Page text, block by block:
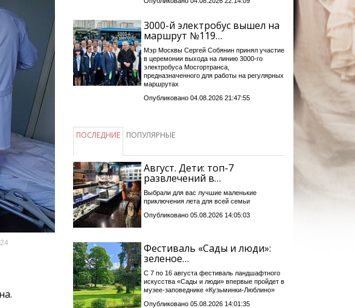
3000-й электробус вышел на
маршрут №119…
Мэр Москвы Сергей Собянин принял участие
в церемонии выхода на линию 3000-го
электробуса Мосгортранса,
предназначенного для работы на регулярных
маршрутах
Опубликовано 04.08.2026 21:47:55
ПОСЛЕДНИЕ ПОПУЛЯРНЫЕ
Август. Дети: топ-7
развлечений в…
Выбрали для вас лучшие маленькие
приключения лета для всей семьи
Опубликовано 05.08.2026 14:05:03
Фестиваль «Сады и люди»:
зеленое…
С 7 по 16 августа фестиваль ландшафтного
искусства «Сады и люди» впервые пройдет в
музее-заповеднике «Кузьминки-Люблино»
Опубликовано 05.08.2026 14:01:35